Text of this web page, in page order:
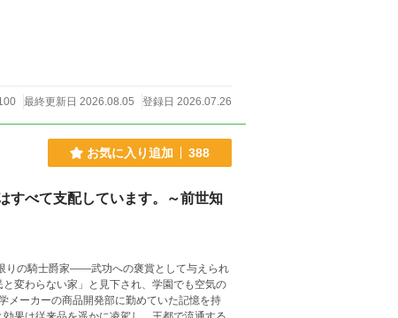
もない。 それなのにアレクシスは、セシリア
最終更新日 2026.08.05 登録日 2026.07.26
お気に入り追加 388
すべて支配しています。～前世知
変わらない家」と見下され、学園でも空気の